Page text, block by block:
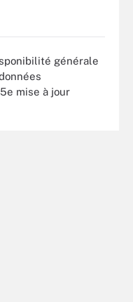
générale
mise à jour